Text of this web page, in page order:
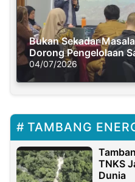
Bukan Sekadar
Dorong Pengelolaan
Solusi Krisis Iklim
04/07/2026
TAMBANG
TNKS
Dunia